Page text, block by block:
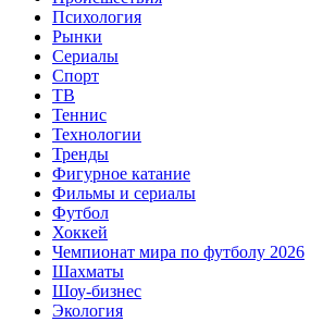
Психология
Рынки
Сериалы
Спорт
ТВ
Теннис
Технологии
Тренды
Фигурное катание
Фильмы и сериалы
Футбол
Хоккей
Чемпионат мира по футболу 2026
Шахматы
Шоу-бизнес
Экология